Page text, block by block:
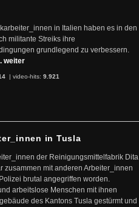
in Italien haben es in den
militante Streiks ihre
grundlegend zu verbessern.
weiter
| video-hits: 9.921
in Tusla
der Reinigungsmittelfabrik Dita
zusammen mit anderen Arbeiter_innen
brutal angegriffen worden.
arbeitslose Menschen mit ihnen
des Kantons Tusla gestürmt und